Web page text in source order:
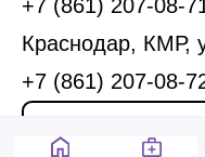
+7 (861) 207-08-
Краснодар, КМР,
+7 (861) 207-08-
Запись на